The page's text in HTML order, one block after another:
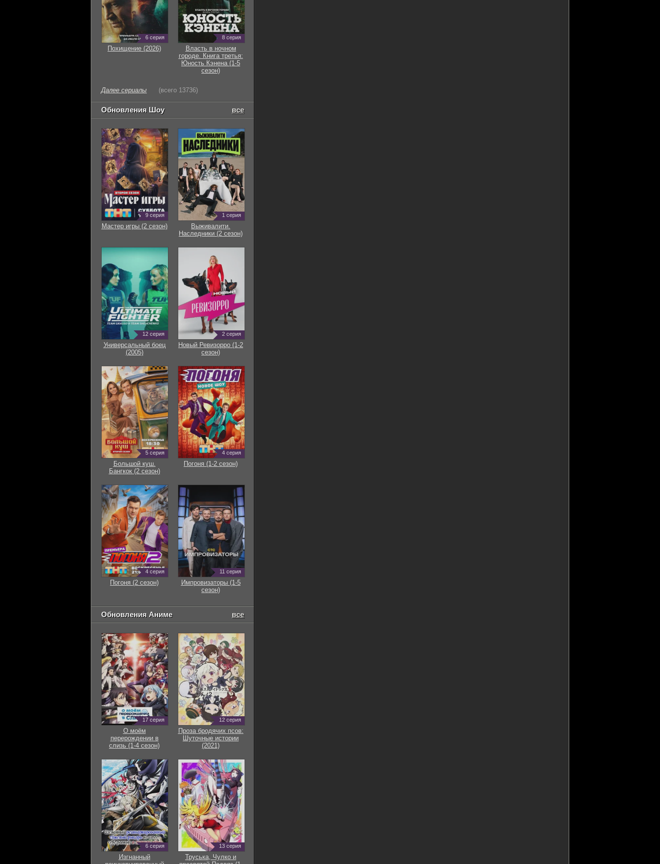
6 серия
Похищение (2026)
8 серия
Власть в ночном
городе. Книга третья:
Юность Кэнена (1-5
сезон)
Далее сериалы (всего 13736)
Обновления Шоу все
9 серия
Мастер игры (2 сезон)
1 серия
Выживалити.
Наследники (2 сезон)
12 серия
Универсальный боец
(2005)
2 серия
Новый Ревизорро (1-2
сезон)
5 серия
Большой куш.
Бангкок (2 сезон)
4 серия
Погоня (1-2 сезон)
4 серия
Погоня (2 сезон)
11 серия
Импровизаторы (1-5
сезон)
Обновления Аниме все
17 серия
О моём
перерождении в
слизь (1-4 сезон)
12 серия
Проза бродячих псов:
Шуточные истории
(2021)
6 серия
Изгнанный
13 серия
Труська, Чулко и